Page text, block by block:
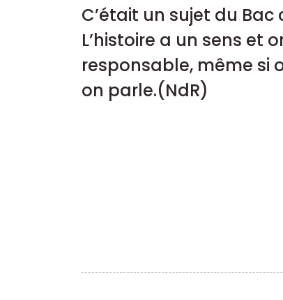
C’était un sujet du Bac
L’histoire a un sens et
responsable, même si
on parle.(NdR)